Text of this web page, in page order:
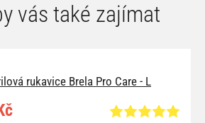
vás také zajímat
rukavice Brela Pro Care - L